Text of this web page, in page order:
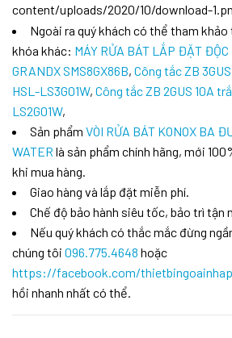
content/uploads/2020/10/download-
Ngoài ra quý khách có thể tham
khóa khác: MÁY RỬA BÁT LẮP ĐẶT ĐỘC
GRANDX SMS8GX86B, Công tắc ZB
HSL-LS3G01W, Công tắc ZB 2GUS 10A
LS2G01W,
Sản phẩm VÒI RỬA BÁT KONOX BA
WATER là sản phẩm chính hãng, mới
khi mua hàng.
Giao hàng và lắp đặt miễn phí.
Chế độ bảo hành siêu tốc, bảo trì tận
Nếu quý khách có thắc mắc đừng
chúng tôi 096.775.4648 hoặc
https://facebook.com/thietbingoainhap
hồi nhanh nhất có thể.